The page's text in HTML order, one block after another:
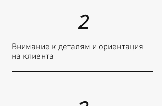
2
Внимание к деталям и ориентация
на клиента